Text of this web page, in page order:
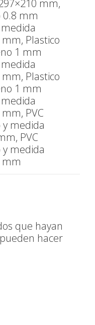
mm,
mm
Plastico
1 mm
Plastico
1 mm
PVC
y medida
PVC
y medida
mm
que hayan
hacer